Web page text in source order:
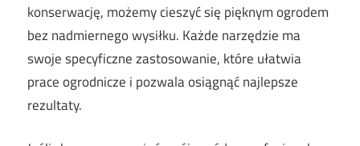
konserwację, możemy cieszyć się pięknym ogrodem
bez nadmiernego wysiłku. Każde narzędzie ma
swoje specyficzne zastosowanie, które ułatwia
prace ogrodnicze i pozwala osiągnąć najlepsze
rezultaty.